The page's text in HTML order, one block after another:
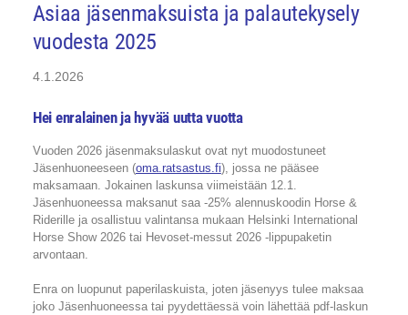
Asiaa jäsenmaksuista ja palautekysely
vuodesta 2025
4.1.2026
Hei enralainen ja hyvää uutta vuotta
Vuoden 2026 jäsenmaksulaskut ovat nyt muodostuneet
Jäsenhuoneeseen (oma.ratsastus.fi), jossa ne pääsee
maksamaan. Jokainen laskunsa viimeistään 12.1.
Jäsenhuoneessa maksanut saa -25% alennuskoodin Horse &
Riderille ja osallistuu valintansa mukaan Helsinki International
Horse Show 2026 tai Hevoset-messut 2026 -lippupaketin
arvontaan.
Enra on luopunut paperilaskuista, joten jäsenyys tulee maksaa
joko Jäsenhuoneessa tai pyydettäessä voin lähettää pdf-laskun